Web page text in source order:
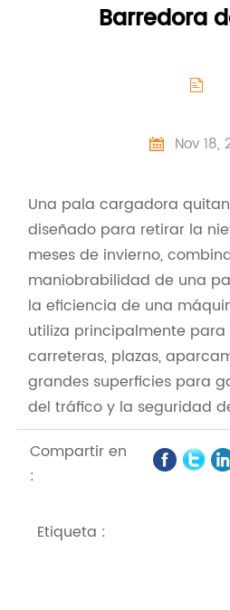
Barredora

 Nov 18,
Una pala cargadora
diseñado para retirar la
meses de invierno,
maniobrabilidad de una
la eficiencia de una
utiliza principalmente
carreteras, plazas,
grandes superficies para
del tráfico y la seguridad
Compartir en
:
Etiqueta :